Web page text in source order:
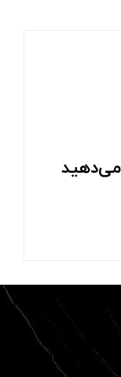
می‌دهید